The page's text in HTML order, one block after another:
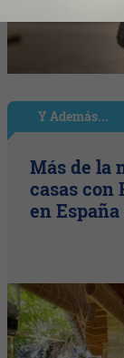
Y Además...
Más de la
casas con
en